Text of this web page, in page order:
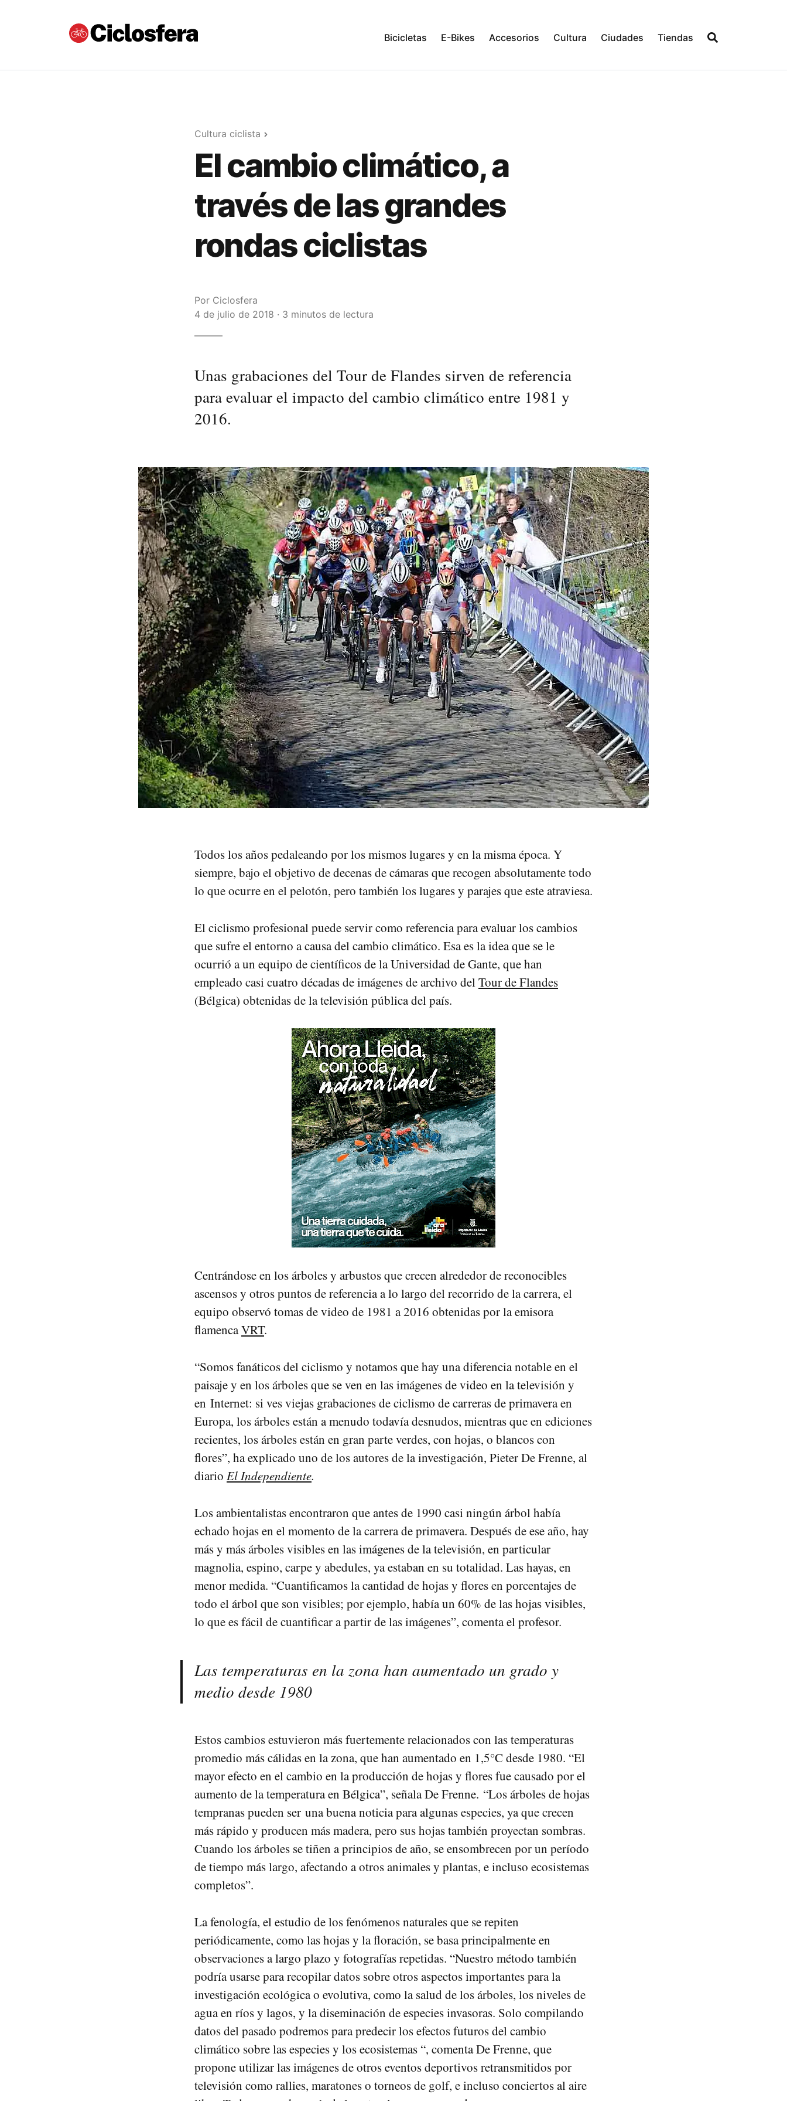
Bicicletas E-Bikes Accesorios Cultura Ciudades Tiendas
Cultura ciclista
El cambio climático, a
través de las grandes
rondas ciclistas
Por Ciclosfera
4 de julio de 2018 · 3 minutos de lectura
Unas grabaciones del Tour de Flandes sirven de referencia
para evaluar el impacto del cambio climático entre 1981 y
2016.
Todos los años pedaleando por los mismos lugares y en la misma época. Y
siempre, bajo el objetivo de decenas de cámaras que recogen absolutamente todo
lo que ocurre en el pelotón, pero también los lugares y parajes que este atraviesa.
El ciclismo profesional puede servir como referencia para evaluar los cambios
que sufre el entorno a causa del cambio climático. Esa es la idea que se le
ocurrió a un equipo de científicos de la Universidad de Gante, que han
empleado casi cuatro décadas de imágenes de archivo delTour de Flandes
(Bélgica) obtenidas de la televisión pública del país.
Centrándose en los árboles y arbustos que crecen alrededor de reconocibles
ascensos y otros puntos de referencia a lo largo del recorrido de la carrera, el
equipo observó tomas de video de 1981 a 2016 obtenidas por la emisora ​​
flamencaVRT.
“Somos fanáticos del ciclismo y notamos que hay una diferencia notable en el
paisaje y en los árboles que se ven en las imágenes de video en la televisión y
en Internet: si ves viejas grabaciones de ciclismo de carreras de primavera en
Europa, los árboles están a menudo todavía desnudos, mientras que en ediciones
recientes, los árboles están en gran parte verdes, con hojas, o blancos con
flores”, ha explicado uno de los autores de la investigación, Pieter De Frenne, al
diario El Independiente.
Los ambientalistas encontraron que antes de 1990 casi ningún árbol había
echado hojas en el momento de la carrera de primavera. Después de ese año, hay
más y más árboles visibles en las imágenes de la televisión, en particular
magnolia, espino, carpe y abedules, ya estaban en su totalidad. Las hayas, en
menor medida. “Cuantificamos la cantidad de hojas y flores en porcentajes de
todo el árbol que son visibles; por ejemplo, había un 60% de las hojas visibles,
lo que es fácil de cuantificar a partir de las imágenes”, comenta el profesor.
Las temperaturas en la zona han aumentado un grado y
medio desde 1980
Estos cambios estuvieron más fuertemente relacionados con las temperaturas
promedio más cálidas en la zona, que han aumentado en 1,5°C desde 1980. “El
mayor efecto en el cambio en la producción de hojas y flores fue causado por el
aumento de la temperatura en Bélgica”, señala De Frenne. “Los árboles de hojas
tempranas pueden ser una buena noticia para algunas especies, ya que crecen
más rápido y producen más madera, pero sus hojas también proyectan sombras.
Cuando los árboles se tiñen a principios de año, se ensombrecen por un período
de tiempo más largo, afectando a otros animales y plantas, e incluso ecosistemas
completos”.
La fenología, el estudio de los fenómenos naturales que se repiten
periódicamente, como las hojas y la floración, se basa principalmente en
observaciones a largo plazo y fotografías repetidas. “Nuestro método también
podría usarse para recopilar datos sobre otros aspectos importantes para la
investigación ecológica o evolutiva, como la salud de los árboles, los niveles de
agua en ríos y lagos, y la diseminación de especies invasoras. Solo compilando
datos del pasado podremos para predecir los efectos futuros del cambio
climático sobre las especies y los ecosistemas “, comenta De Frenne, que
propone utilizar las imágenes de otros eventos deportivos retransmitidos por
televisión como rallies, maratones o torneos de golf, e incluso conciertos al aire